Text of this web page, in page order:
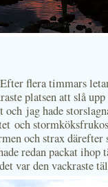
flera timmars
platsen att slå
jag hade
och
och strax därefter
redan packat ihop
var den vackraste